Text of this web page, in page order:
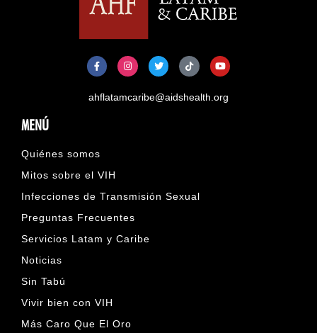
ahflatamcaribe@aidshealth.org
MENÚ
Quiénes somos
Mitos sobre el VIH
Infecciones de Transmisión Sexual
Preguntas Frecuentes
Servicios Latam y Caribe
Noticias
Sin Tabú
Vivir bien con VIH
Más Caro Que El Oro